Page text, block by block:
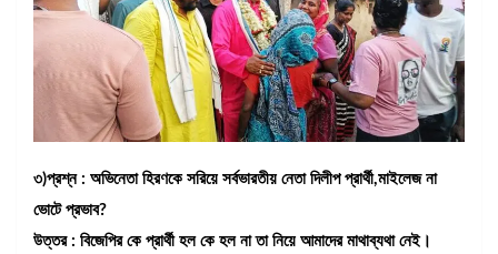
৩)প্রশ্ন : অভিনেতা হিরণকে সরিয়ে সর্বভারতীয় নেতা দিলীপ প্রার্থী,মাইলেজ না
ভোটে প্রভাব?
উত্তর : বিজেপির কে প্রার্থী হল কে হল না তা নিয়ে আমাদের মাথাব্যথা নেই।